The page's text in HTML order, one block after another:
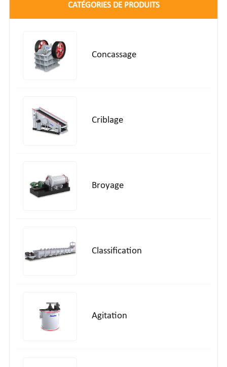
CATÉGORIES DE PRODUITS
Concassage
Criblage
Broyage
Classification
Agitation